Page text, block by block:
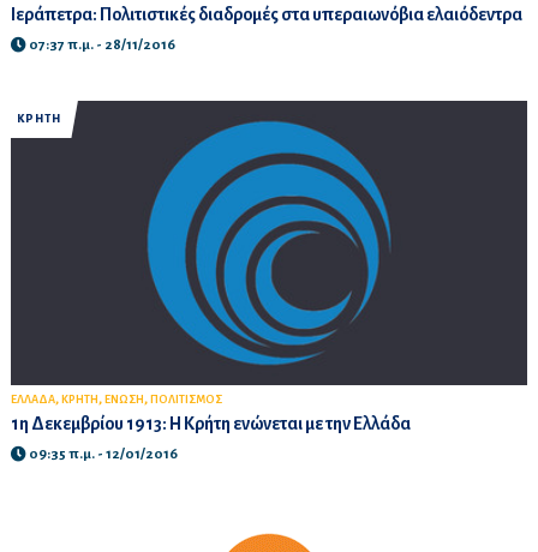
Ιεράπετρα: Πολιτιστικές διαδρομές στα υπεραιωνόβια ελαιόδεντρα
07:37 π.μ. - 28/11/2016
ΚΡΗΤΗ
ΕΛΛΑΔΑ, ΚΡΗΤΗ , ΕΝΩΣΗ , ΠΟΛΙΤΙΣΜΟΣ
1η Δεκεμβρίου 1913: Η Κρήτη ενώνεται με την Ελλάδα
09:35 π.μ. - 12/01/2016